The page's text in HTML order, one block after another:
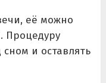
её можно
Процедуру
и оставлять